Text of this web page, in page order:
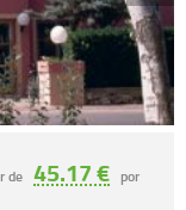
de 45.17 € por